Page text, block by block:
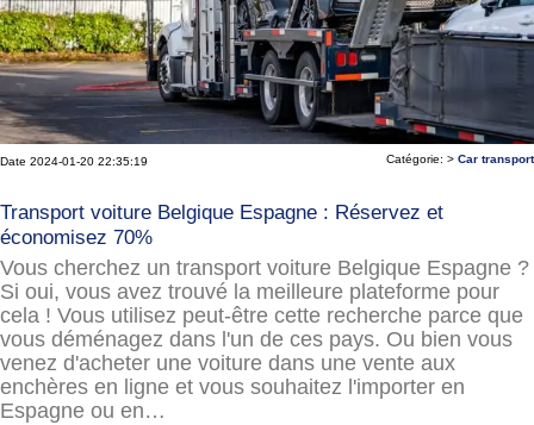
Date 2024-01-20 22:35:19 Catégorie: > Car transport
Transport voiture Belgique Espagne : Réservez et
économisez 70%
Vous cherchez un transport voiture Belgique Espagne ?
Si oui, vous avez trouvé la meilleure plateforme pour
cela ! Vous utilisez peut-être cette recherche parce que
vous déménagez dans l'un de ces pays. Ou bien vous
venez d'acheter une voiture dans une vente aux
enchères en ligne et vous souhaitez l'importer en
Espagne ou en…